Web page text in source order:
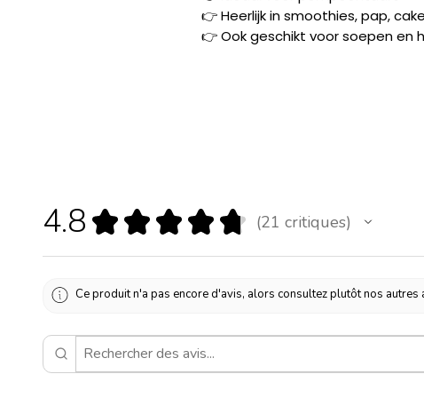
👉 Heerlijk in smoothies, pap,
👉 Ook geschikt voor soepen en
4.8 ★ ★ ★ ★ ★ 21 critiques
21
Ce produit n'a pas encore d'avis, alors consultez plutôt nos autres